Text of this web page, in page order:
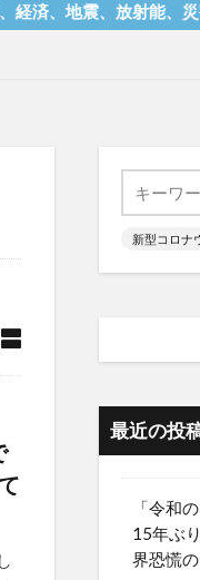
射能、災害などを中心
新型コロナ
最近の投
「令和
15年ぶ
界恐慌